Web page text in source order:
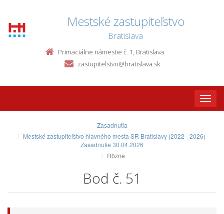
Mestské zastupiteľstvo
Bratislava
Primaciálne námestie č. 1, Bratislava
zastupitelstvo@bratislava.sk
Toggle
Zasadnutia
Mestské zastupiteľstvo hlavného mesta SR Bratislavy (2022 - 2026) -
Zasadnutie 30.04.2026
Rôzne
Bod č. 51